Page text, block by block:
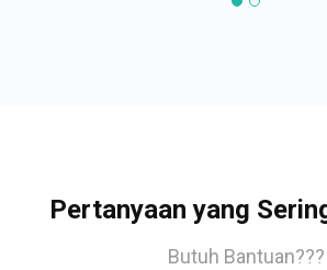
Pertanyaan yang
Butuh Bantuan???